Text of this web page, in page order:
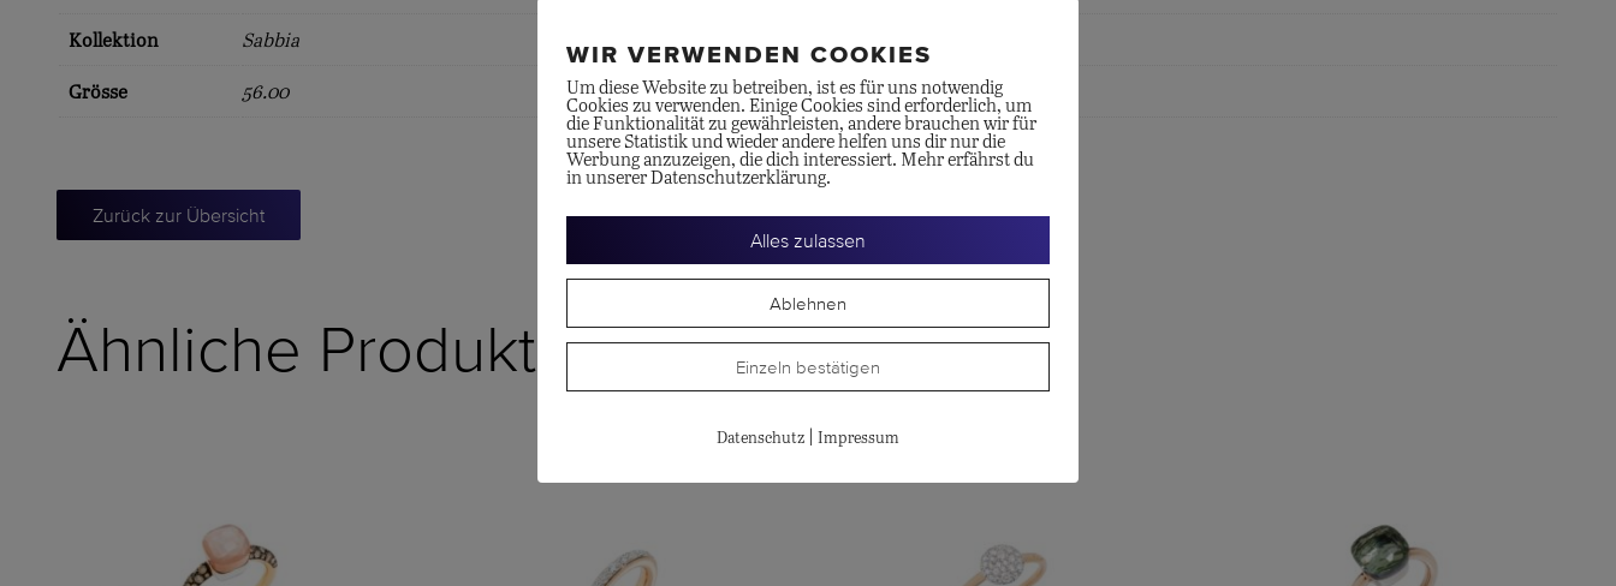
Kollektion Sabbia
Grösse 56.00
Zurück zur Übersicht
Ähnliche Produkte
WIR VERWENDEN COOKIES
Um diese Website zu betreiben, ist es für uns notwendig
Cookies zu verwenden. Einige Cookies sind erforderlich, um
die Funktionalität zu gewährleisten, andere brauchen wir für
unsere Statistik und wieder andere helfen uns dir nur die
Werbung anzuzeigen, die dich interessiert. Mehr erfährst du
in unserer Datenschutzerklärung.
Alles zulassen
Ablehnen
Einzeln bestätigen
Datenschutz Impressum